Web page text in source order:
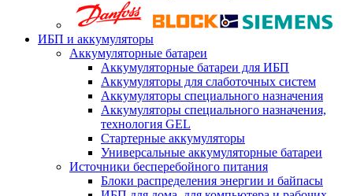
ИБП и аккумуляторы
Аккумуляторные батареи
Аккумуляторные батареи для ИБП
Аккумуляторы для слаботочных систем
Аккумуляторы специального назначения
Аккумуляторы специального назначения,
технология GEL
Стартерные аккумуляторы
Универсальные аккумуляторные батареи
Источники бесперебойного питания
Блоки распределения энергии и байпасы